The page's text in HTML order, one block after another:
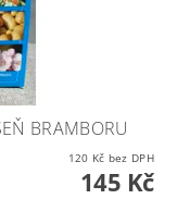
BRAMBORU
120 Kč bez DPH
145 Kč